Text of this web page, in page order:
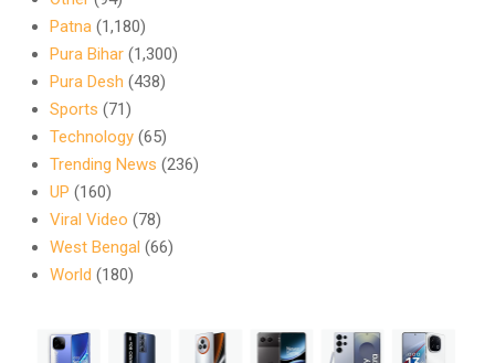
Patna (1,180)
Pura Bihar (1,300)
Pura Desh (438)
Sports (71)
Technology (65)
Trending News (236)
UP (160)
Viral Video (78)
West Bengal (66)
World (180)